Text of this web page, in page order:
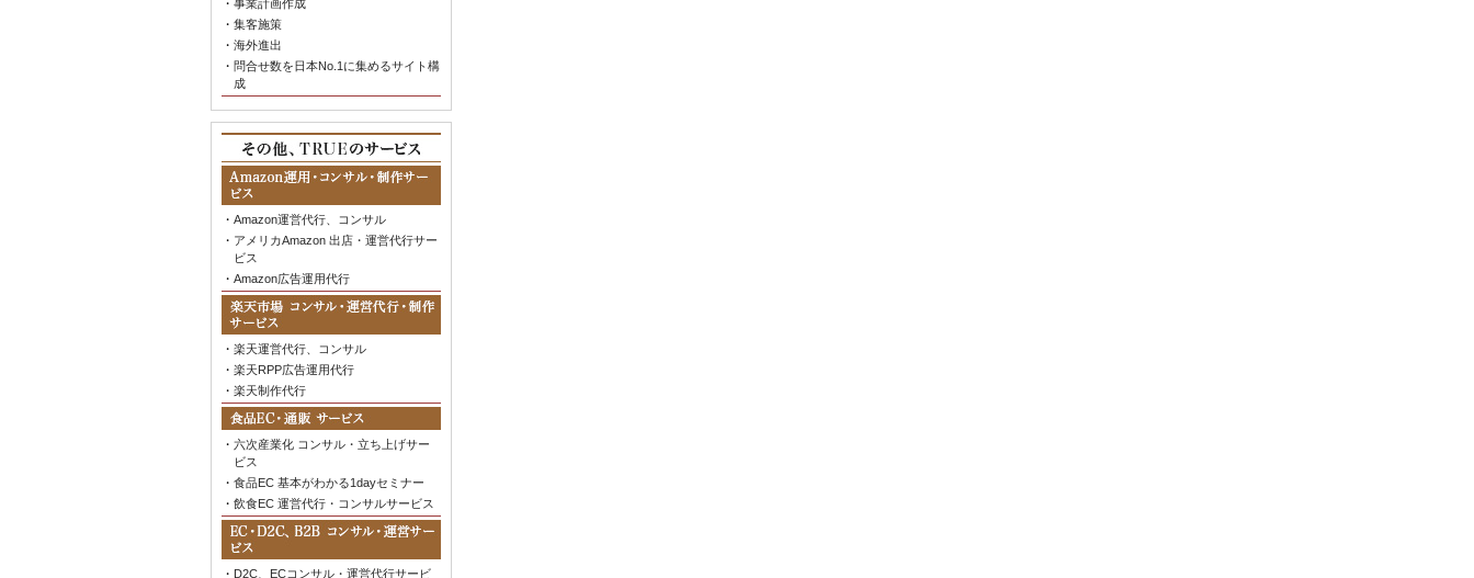
・ 事業計画作成
・ 集客施策
・ 海外進出
・ 問合せ数を日本No.1に集めるサイト構
成
・ Amazon運営代行、コンサル
・ アメリカAmazon 出店・運営代行サー
ビス
・ Amazon広告運用代行
・ 楽天運営代行、コンサル
・ 楽天RPP広告運用代行
・ 楽天制作代行
・ 六次産業化 コンサル・立ち上げサー
ビス
・ 食品EC 基本がわかる1dayセミナー
・ 飲食EC 運営代行・コンサルサービス
・ D2C、ECコンサル・運営代行サービ